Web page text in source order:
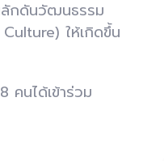
กดันวัฒนธรรม
ให้เกิดขึ้น
คนได้เข้าร่วม